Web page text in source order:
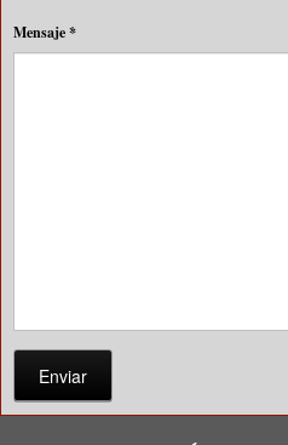
Mensaje*
Enviar